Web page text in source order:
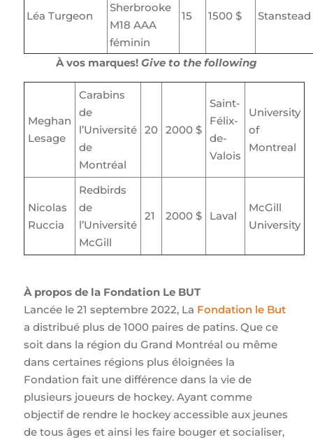
Léa Turgeon
Sherbrooke
M18 AAA
féminin
15 1500 $ Stanstead
À vos marques! Give to the following
Meghan
Lesage
Carabins
de
l’Université
de
Montréal
20 2000 $
Saint-
Félix-
de-
Valois
University
of
Montreal
Nicolas
Ruccia
Redbirds
de
l’Université
McGill
21 2000 $ Laval
McGill
University
À propos de la Fondation Le BUT
Lancée le 21 septembre 2022, La Fondation le But
a distribué plus de 1000 paires de patins. Que ce
soit dans la région du Grand Montréal ou même
dans certaines régions plus éloignées la
Fondation fait une différence dans la vie de
plusieurs joueurs de hockey. Ayant comme
objectif de rendre le hockey accessible aux jeunes
de tous âges et ainsi les faire bouger et socialiser,